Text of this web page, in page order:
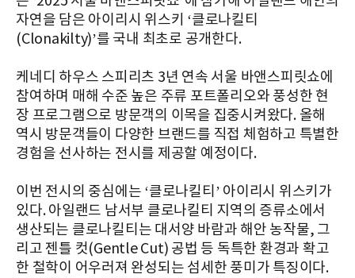
자연을 담은 아이리시 위스키 ‘클로나킬티
(Clonakilty)’를 국내 최초로 공개한다.
케네디 하우스 스피리츠 3년 연속 서울 바앤스피릿쇼에
참여하며 매해 수준 높은 주류 포트폴리오와 풍성한 현
장 프로그램으로 방문객의 이목을 집중시켜왔다. 올해
역시 방문객들이 다양한 브랜드를 직접 체험하고 특별한
경험을 선사하는 전시를 제공할 예정이다.
이번 전시의 중심에는 ‘클로나킬티’ 아이리시 위스키가
있다. 아일랜드 남서부 클로나킬티 지역의 증류소에서
생산되는 클로나킬티는 대서양 바람과 해안 농작물, 그
리고 젠틀 컷(Gentle Cut) 공법 등 독특한 환경과 확고
한 철학이 어우러져 완성되는 섬세한 풍미가 특징이다.